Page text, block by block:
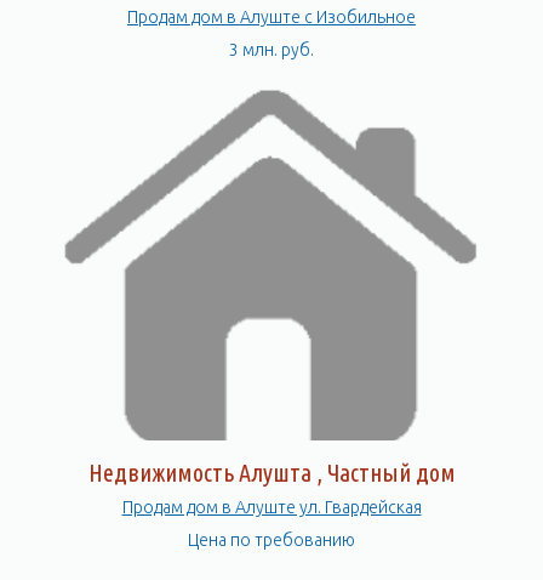
Продам дом в Алуште с Изобильное
3 млн. руб.
Недвижимость Алушта , Частный дом
Продам дом в Алуште ул. Гвардейская
Цена по требованию